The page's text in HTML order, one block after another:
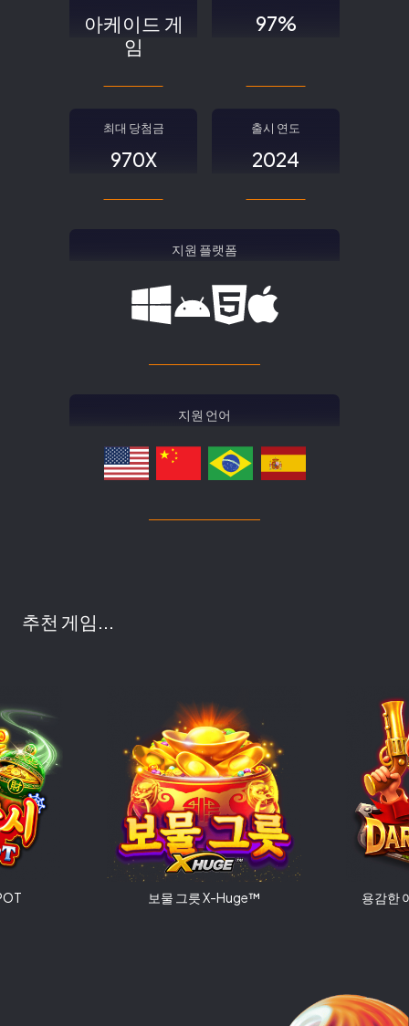
아케이드 게
임
97%
최대 당첨금
970X
출시 연도
2024
지원 플랫폼
지원 언어
추천 게임...
보물 그릇 X-Huge™ 용감한